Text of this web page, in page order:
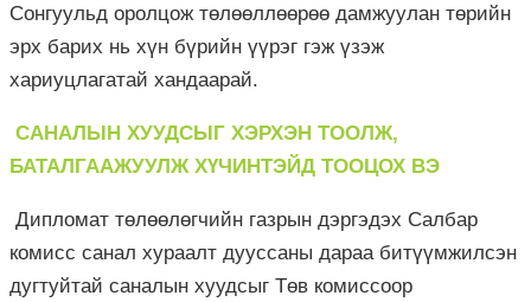
Сонгуульд оролцож төлөөллөөрөө дамжуулан төрийн
эрх барих нь хүн бүрийн үүрэг гэж үзэж
хариуцлагатай хандаарай.
САНАЛЫН ХУУДСЫГ ХЭРХЭН ТООЛЖ,
БАТАЛГААЖУУЛЖ ХҮЧИНТЭЙД ТООЦОХ ВЭ
Дипломат төлөөлөгчийн газрын дэргэдэх Салбар
комисс санал хураалт дууссаны дараа битүүмжилсэн
дугтуйтай саналын хуудсыг Төв комиссоор